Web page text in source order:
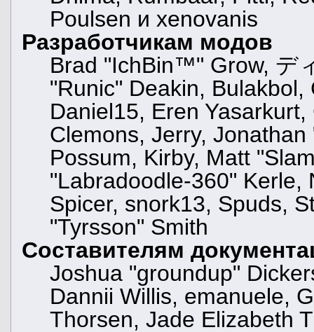
Poulsen и xenovanis
Разработчикам модов
Brad "IchBin™" Grow, デ
"Runic" Deakin,
Daniel15, Eren
Clemons, Jerry,
Possum, Kirby, Matt
"Labradoodle-360" Kerle,
Spicer, snork13, Spuds,
"Tyrsson" Smith
Составителям
Joshua "groundup"
Dannii Willis, emanuele,
Thorsen, Jade Elizabeth